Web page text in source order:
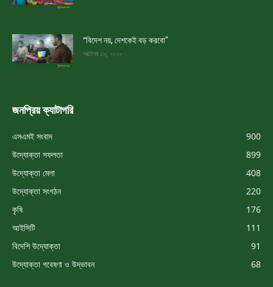
“বিদেশ নয়, দেশকেই বড় করবো”
অক্টোবর ১৯, ২০১৮
জনপ্রিয় ক্যাটাগরি
এসএমই সংবাদ
900
উদ্যোক্তা সফলতা
899
উদ্যোক্তা মেলা
408
উদ্যোক্তা সংগঠন
220
কৃষি
176
আইসিটি
111
বিদেশি উদ্যোক্তা
91
উদ্যোক্তা গবেষণা ও উদ্ভাবন
68